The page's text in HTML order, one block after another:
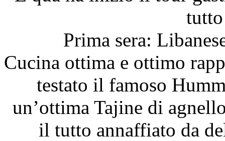
Prima sera:
Cucina ottima e ottimo
testato il famoso
un’ottima Tajine di
il tutto annaffiato da